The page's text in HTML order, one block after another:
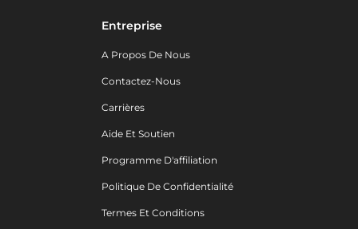
Entreprise
A Propos De Nous
Contactez-Nous
Carrières
Aide Et Soutien
Programme D'affiliation
Politique De Confidentialité
Termes Et Conditions